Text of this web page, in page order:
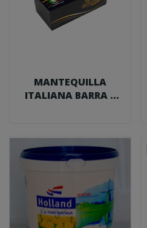
MANTEQUILLA
ITALIANA BARRA 1